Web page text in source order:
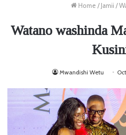
Home / Jamii /
Watano washinda
Mwandishi Wetu